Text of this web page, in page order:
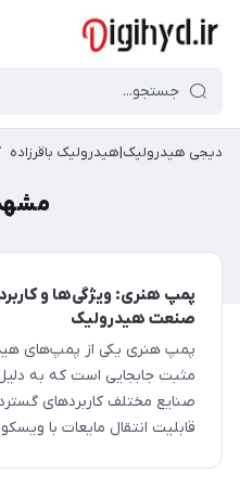
دیجی هیدرولیک|هیدرولیک باقرزاده
پمپ هنری: ویژگی‌ها و
صنعت هیدرولیک
پمپ هنری یکی از پمپ‌های
مثبت جابجایی است که به
صنایع مختلف کاربردهای
قابلیت انتقال مایعات با